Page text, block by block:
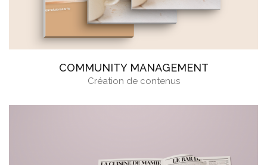
COMMUNITY MANAGEMENT
Création de contenus